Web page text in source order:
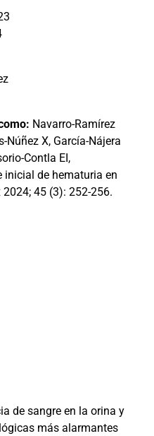
Navarro-Ramírez
Núñez X, García-Nájera
Contla EI,
inicial de hematuria en
45 (3): 252-256.
de sangre en la orina y
más alarmantes